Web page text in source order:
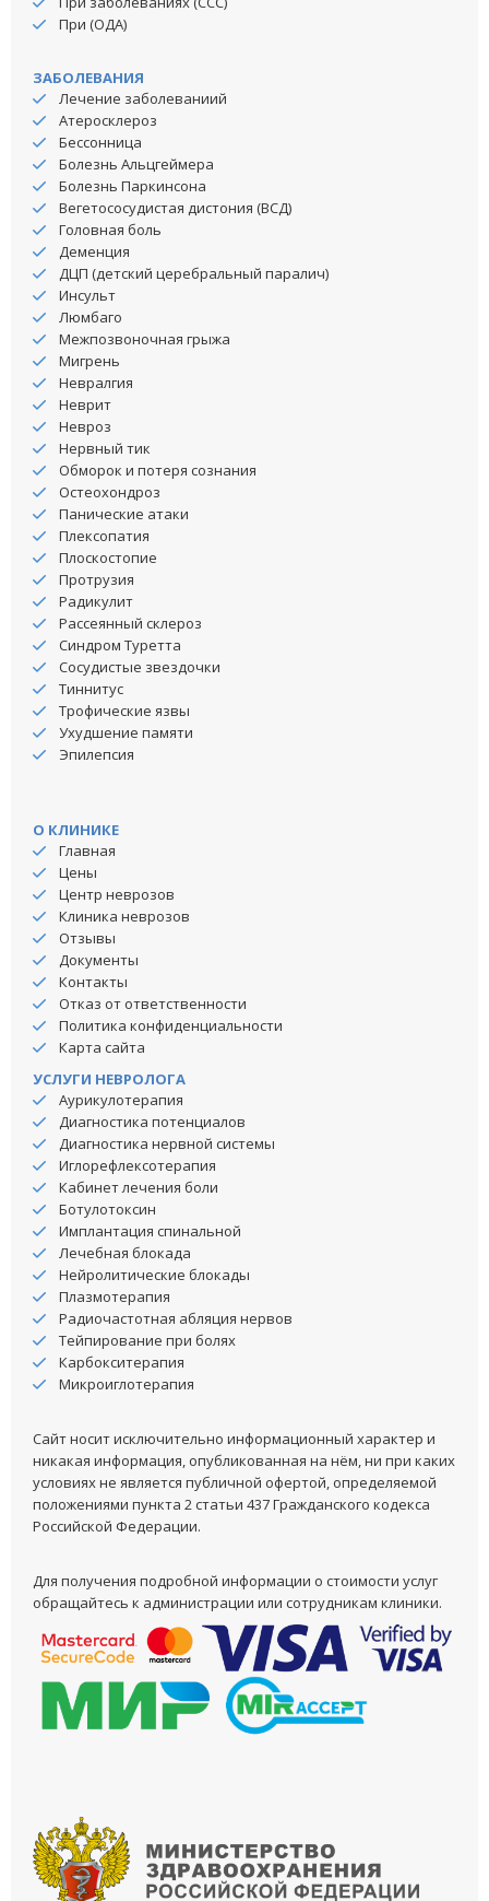
При (ОДА)
ЗАБОЛЕВАНИЯ
Лечение заболеваниий
Атеросклероз
Бессонница
Болезнь Альцгеймера
Болезнь Паркинсона
Вегетососудистая дистония (ВСД)
Головная боль
Деменция
ДЦП (детский церебральный паралич)
Инсульт
Люмбаго
Межпозвоночная грыжа
Мигрень
Невралгия
Неврит
Невроз
Нервный тик
Обморок и потеря сознания
Остеохондроз
Панические атаки
Плексопатия
Плоскостопие
Протрузия
Радикулит
Рассеянный склероз
Синдром Туретта
Сосудистые звездочки
Тиннитус
Трофические язвы
Ухудшение памяти
Эпилепсия
О КЛИНИКЕ
Главная
Цены
Центр неврозов
Клиника неврозов
Отзывы
Документы
Контакты
Отказ от ответственности
Политика конфиденциальности
Карта сайта
УСЛУГИ НЕВРОЛОГА
Аурикулотерапия
Диагностика потенциалов
Диагностика нервной системы
Иглорефлексотерапия
Кабинет лечения боли
Ботулотоксин
Имплантация спинальной
Лечебная блокада
Нейролитические блокады
Плазмотерапия
Радиочастотная абляция нервов
Тейпирование при болях
Карбокситерапия
Микроиглотерапия
Сайт носит исключительно информационный характер и
никакая информация, опубликованная на нём, ни при каких
условиях не является публичной офертой, определяемой
положениями пункта 2 статьи 437 Гражданского кодекса
Российской Федерации.
Для получения подробной информации о стоимости услуг
обращайтесь к администрации или сотрудникам клиники.